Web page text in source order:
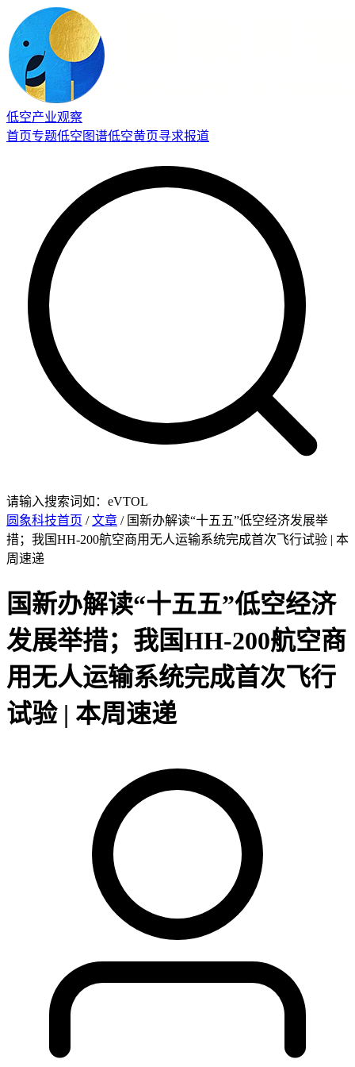
低空产业观察
首页专题低空图谱低空黄页寻求报道
请输入搜索词如：eVTOL
圆象科技首页 /文章 / 国新办解读“十五五”低空经济发展举
措；我国HH-200航空商用无人运输系统完成首次飞行试验 | 本
周速递
国新办解读“十五五”低空经济
发展举措；我国HH-200航空商
用无人运输系统完成首次飞行
试验 | 本周速递